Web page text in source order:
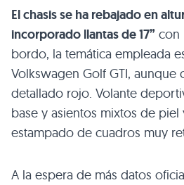
El chasis se ha rebajado en
incorporado llantas de 17” con
bordo, la temática empleada
Volkswagen Golf GTI, aunque
detallado rojo. Volante
base y asientos mixtos de piel
estampado de cuadros muy
A la espera de más datos